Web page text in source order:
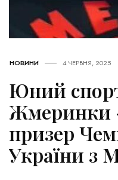
НОВИНИ 4 ЧЕРВНЯ, 2025
Юний
Жмеринки
призер
України з